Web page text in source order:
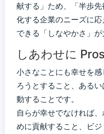
献する」ため、「半歩
化する企業のニーズに
できる「しなやかさ」が
しあわせに
小さなことにも幸せを
ろうとすること、ある
動することです。
自らが幸せでなければ
めに貢献すること、ビ